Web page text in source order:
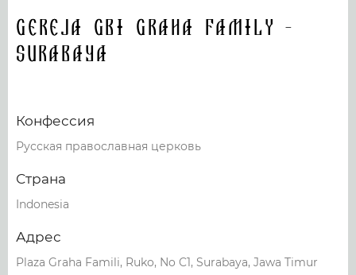
Gereja GBI GRAHA FAMILY -
Surabaya
Конфессия
Русская православная церковь
Страна
Indonesia
Адрес
Plaza Graha Famili, Ruko, No C1, Surabaya, Jawa Timur